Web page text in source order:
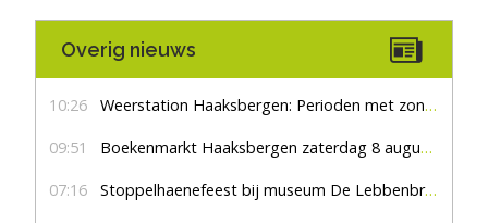
Overig nieuws
10:26 Weerstation Haaksbergen: Perioden met zon en droog
09:51 Boekenmarkt Haaksbergen zaterdag 8 augustus, marktplein Haaksbergen
07:16 Stoppelhaenefeest bij museum De Lebbenbrugge